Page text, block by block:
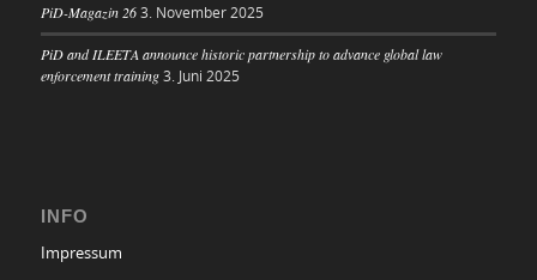
PiD-Magazin 26 3. November 2025
PiD and ILEETA announce historic partnership to advance global law
enforcement training 3. Juni 2025
INFO
Impressum